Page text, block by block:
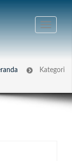
Kategori